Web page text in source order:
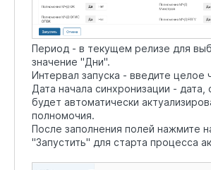
Период - в текущем релизе для
значение "Дни".
Интервал запуска - введите целое
Дата начала синхронизации - дата,
будет автоматически
полномочия.
После заполнения полей нажмите
"Запустить" для старта процесса